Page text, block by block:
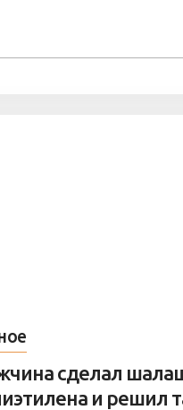
сделал
и решил